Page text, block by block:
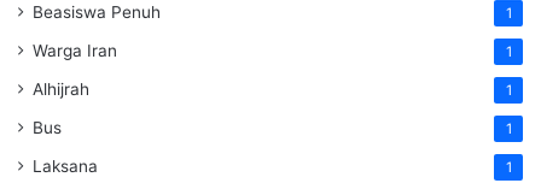
Beasiswa Penuh 1
Warga Iran 1
Alhijrah 1
Bus 1
Laksana 1